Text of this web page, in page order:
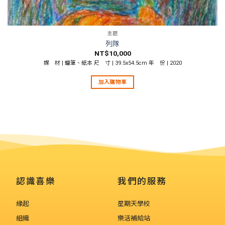
主題
列隊
NT$10,000
媒 材 | 蠟筆、紙本 尺 寸 | 39.5x54.5cm 年 份 | 2020
加入購物車
認識喜樂
緣起
組織
我們的服務
星期天學校
樂活補給站